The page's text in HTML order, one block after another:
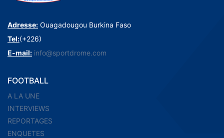
Adresse: Ouagadougou Burkina Faso
Tel:(+226)
E-mail: info@sportdrome.com
FOOTBALL
A LA UNE
INTERVIEWS
REPORTAGES
ENQUETES